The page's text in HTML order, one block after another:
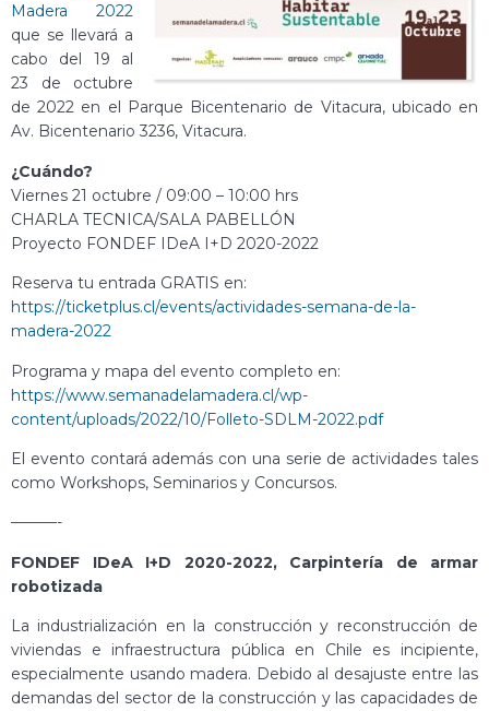
Madera 2022
que se llevará a
cabo del 19 al
23 de octubre
de 2022 en el Parque Bicentenario de Vitacura, ubicado en
Av. Bicentenario 3236, Vitacura.
¿Cuándo?
Viernes 21 octubre / 09:00 – 10:00 hrs
CHARLA TECNICA/SALA PABELLÓN
Proyecto FONDEF IDeA I+D 2020-2022
Reserva tu entrada GRATIS en:
https://ticketplus.cl/events/actividades-semana-de-la-
madera-2022
Programa y mapa del evento completo en:
https://www.semanadelamadera.cl/wp-
content/uploads/2022/10/Folleto-SDLM-2022.pdf
El evento contará además con una serie de actividades tales
como Workshops, Seminarios y Concursos.
———-
FONDEF IDeA I+D 2020-2022, Carpintería de armar
robotizada
La industrialización en la construcción y reconstrucción de
viviendas e infraestructura pública en Chile es incipiente,
especialmente usando madera. Debido al desajuste entre las
demandas del sector de la construcción y las capacidades de